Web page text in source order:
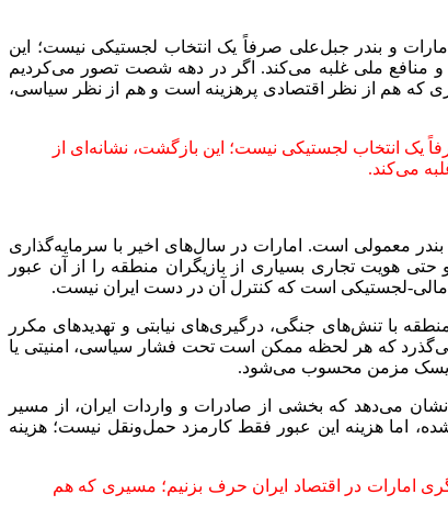
و بندر جبل‌علی صرفاً یک انتخاب لجستیکی نیست؛ این
منافع ملی غلبه می‌کند. اگر در دهه شصت تصور می‌کردیم
که هم از نظر اقتصادی پرهزینه است و هم از نظر سیاسی،
یک انتخاب لجستیکی نیست؛ این بازگشت، نشانه‌ای از
می‌کند.
معمولی است. امارات در سال‌های اخیر با سرمایه‌گذاری
هویت تجاری بسیاری از بازیگران منطقه را از آن عبور
مالی-لجستیکی است که کنترل آن در دست ایران نیست.
با تنش‌های جنگی، درگیری‌های نیابتی و تهدیدهای مکرر
می‌گذرد که هر لحظه ممکن است تحت فشار سیاسی، امنیتی یا
یک ریسک مزمن محسوب می‌شود.
می‌دهد که بخشی از صادرات و واردات ایران، از مسیر
اما هزینه این عبور فقط کارمزد حمل‌ونقل نیست؛ هزینه
امارات در اقتصاد ایران حرف بزنیم؛ مسیری که هم